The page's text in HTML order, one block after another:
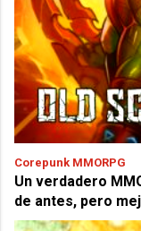
Corepunk MMORPG
Un verdadero
de antes, pero